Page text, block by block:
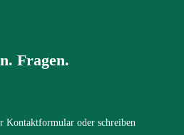
Fragen.
Kontaktformular oder schreiben